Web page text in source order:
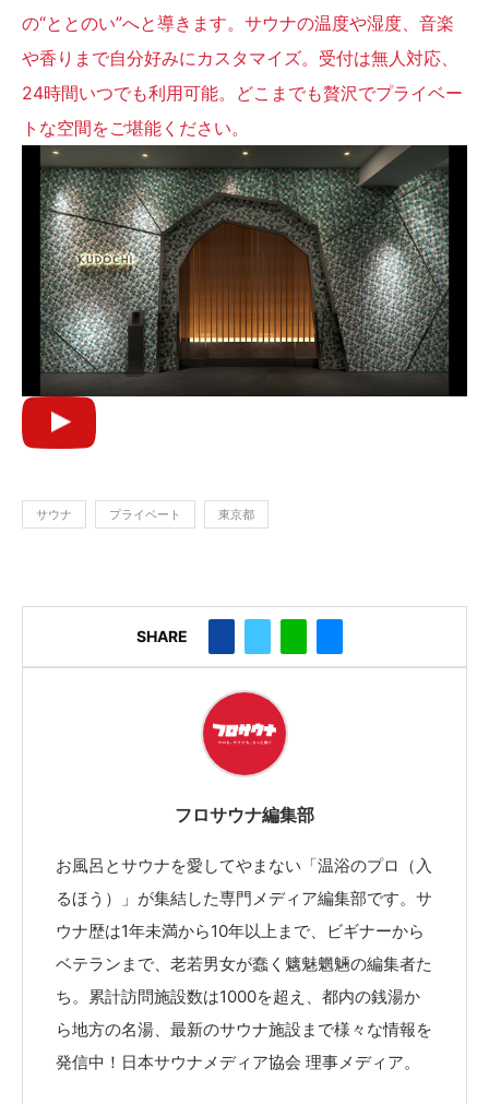
の“ととのい”へと導きます。サウナの温度や湿度、音楽
や香りまで自分好みにカスタマイズ。受付は無人対応、
24時間いつでも利用可能。どこまでも贅沢でプライベー
トな空間をご堪能ください。
サウナ プライベート 東京都
SHARE
フロサウナ編集部
お風呂とサウナを愛してやまない「温浴のプロ（入
るほう）」が集結した専門メディア編集部です。サ
ウナ歴は1年未満から10年以上まで、ビギナーから
ベテランまで、老若男女が蠢く魑魅魍魎の編集者た
ち。累計訪問施設数は1000を超え、都内の銭湯か
ら地方の名湯、最新のサウナ施設まで様々な情報を
発信中！日本サウナメディア協会 理事メディア。